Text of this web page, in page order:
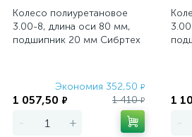
Колесо полиуретановое
3.00-8, длина оси 80 мм,
подшипник 20 мм Сибртех
Экономия 352,50 ₽
1 057,50 ₽ 1 410₽
- +
1
-